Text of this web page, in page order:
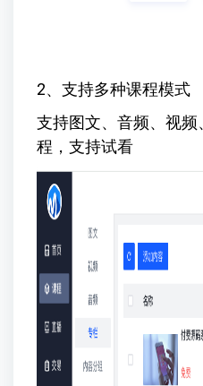
2、支持多种课程模式
支持图文、音频、视
程，支持试看